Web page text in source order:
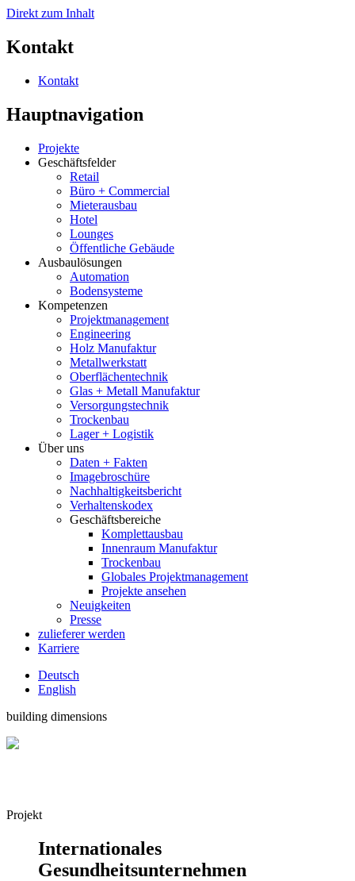
Direkt zum Inhalt
Kontakt
Kontakt
Hauptnavigation
Projekte
Geschäftsfelder
Retail
Büro + Commercial
Mieterausbau
Hotel
Lounges
Öffentliche Gebäude
Ausbaulösungen
Automation
Bodensysteme
Kompetenzen
Projektmanagement
Engineering
Holz Manufaktur
Metallwerkstatt
Oberflächentechnik
Glas + Metall Manufaktur
Versorgungstechnik
Trockenbau
Lager + Logistik
Über uns
Daten + Fakten
Imagebroschüre
Nachhaltigkeitsbericht
Verhaltenskodex
Geschäftsbereiche
Komplettausbau
Innenraum Manufaktur
Trockenbau
Globales Projektmanagement
Projekte ansehen
Neuigkeiten
Presse
zulieferer werden
Karriere
Deutsch
English
building dimensions
Projekt
Internationales
Gesundheitsunternehmen